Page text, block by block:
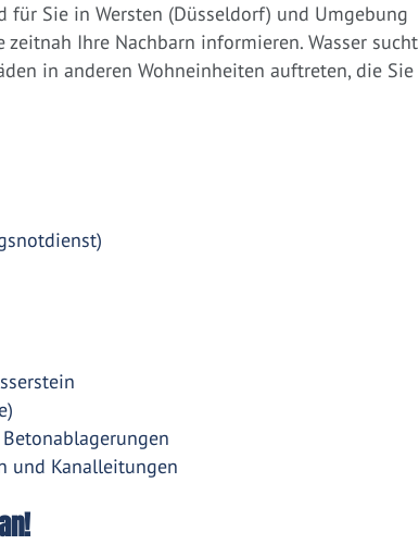
für Sie in Wersten (Düsseldorf) und Umgebung
Ihre Nachbarn informieren. Wasser sucht
in anderen Wohneinheiten auftreten, die Sie
und Kanalleitungen